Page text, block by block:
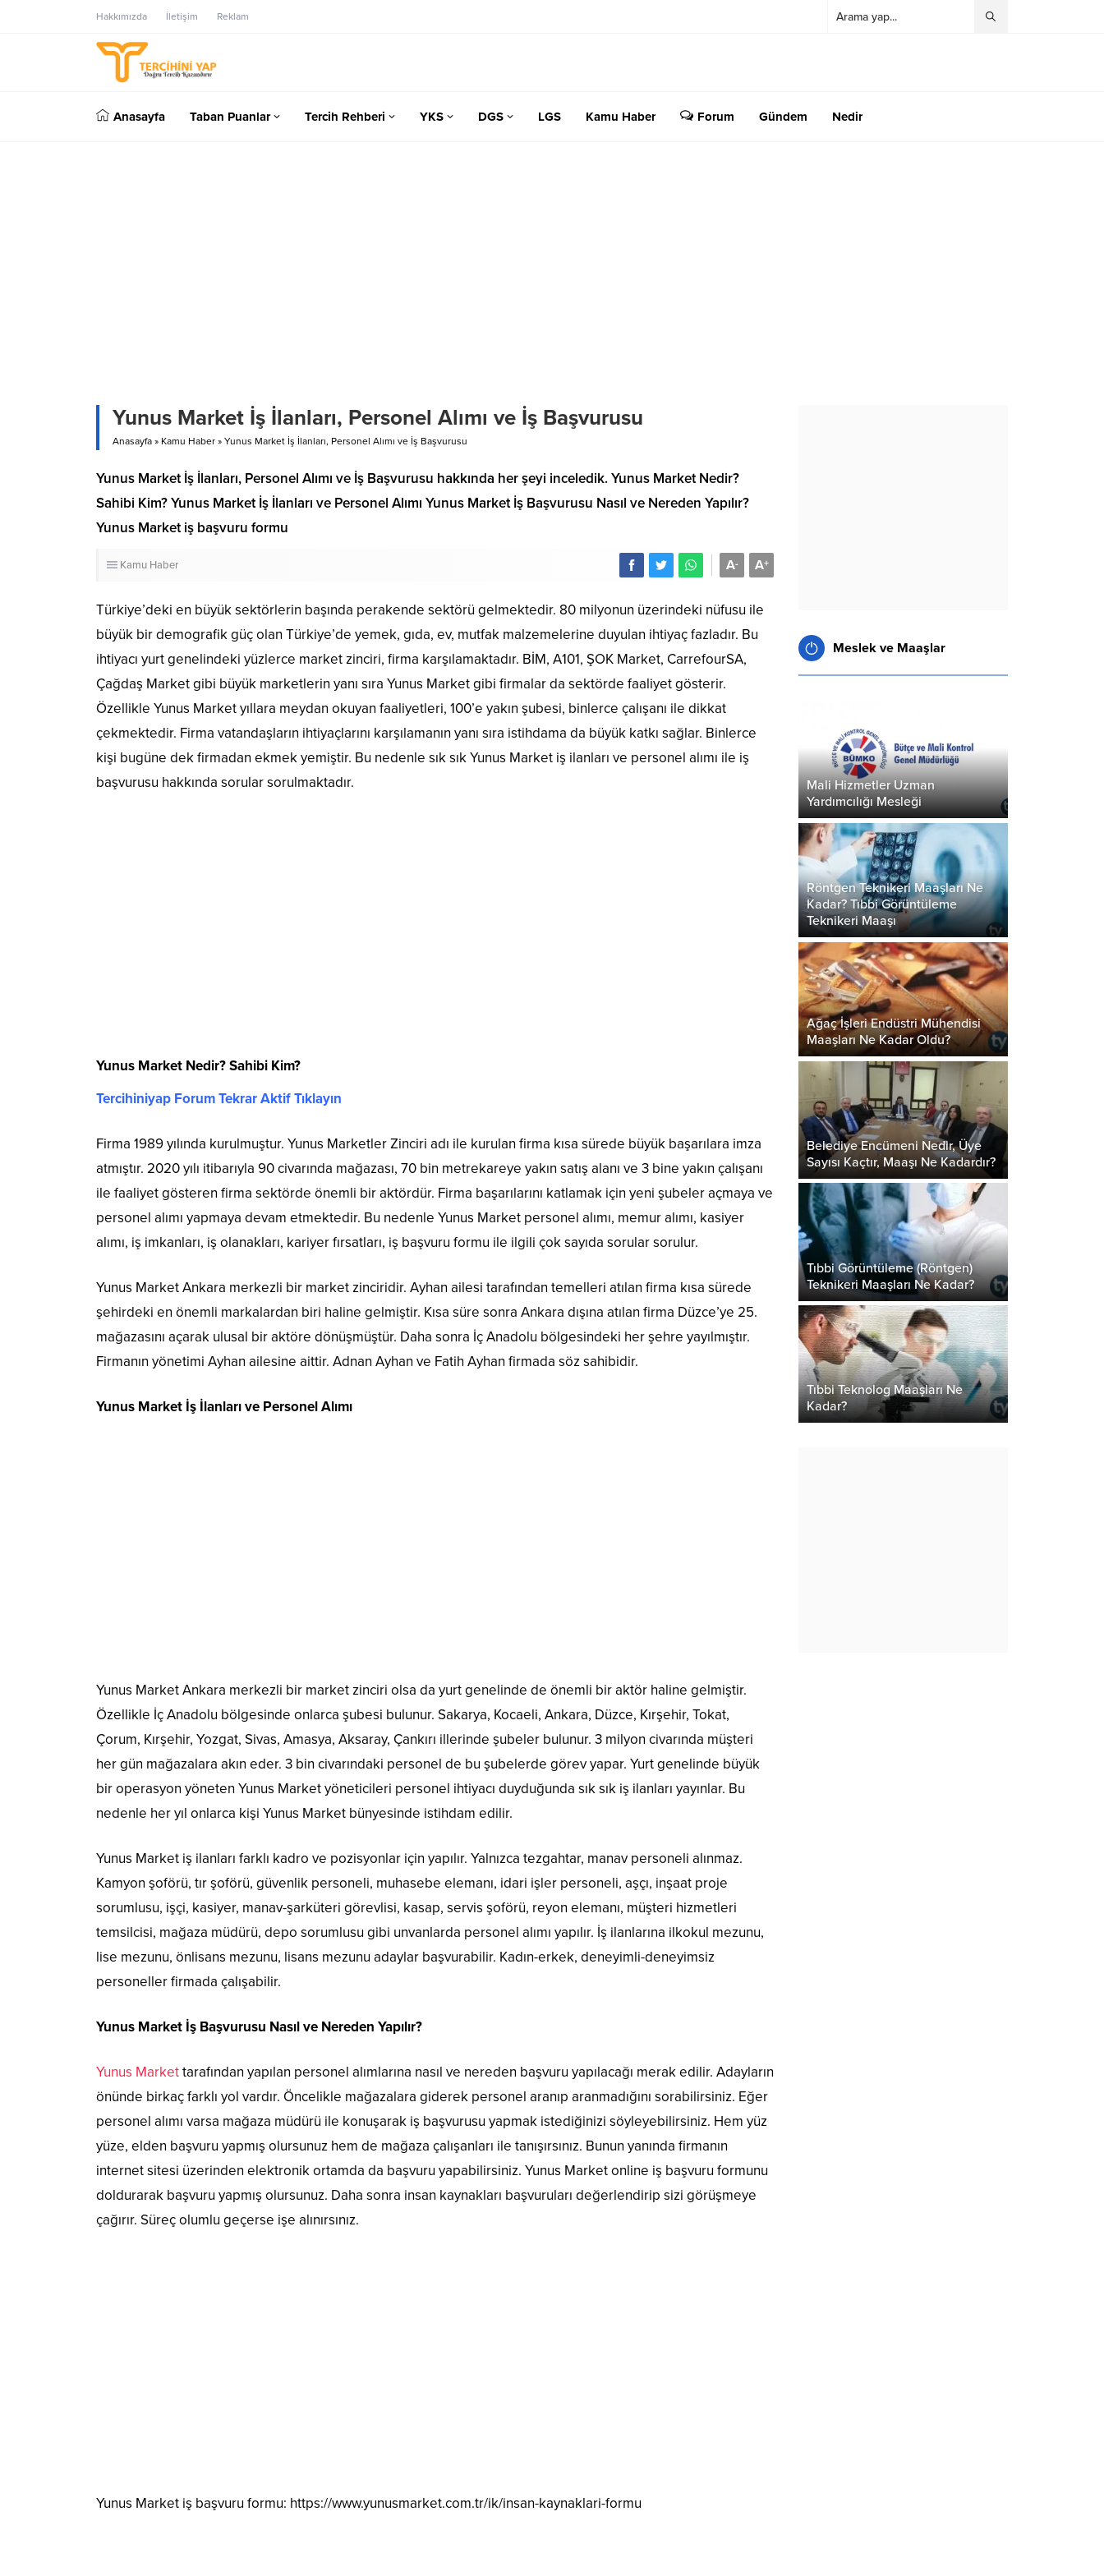
Hakkımızda İletişim Reklam
Anasayfa Taban Puanlar Tercih Rehberi YKS DGS LGS Kamu Haber Forum Gündem Nedir
Yunus Market İş İlanları, Personel Alımı ve İş Başvurusu
Anasayfa » Kamu Haber » Yunus Market İş İlanları, Personel Alımı ve İş Başvurusu
Yunus Market İş İlanları, Personel Alımı ve İş Başvurusu hakkında her şeyi inceledik. Yunus Market Nedir?
Sahibi Kim? Yunus Market İş İlanları ve Personel Alımı Yunus Market İş Başvurusu Nasıl ve Nereden Yapılır?
Yunus Market iş başvuru formu
Kamu Haber A+
A-
Türkiye’deki en büyük sektörlerin başında perakende sektörü gelmektedir. 80 milyonun üzerindeki nüfusu ile
büyük bir demografik güç olan Türkiye’de yemek, gıda, ev, mutfak malzemelerine duyulan ihtiyaç fazladır. Bu
ihtiyacı yurt genelindeki yüzlerce market zinciri, firma karşılamaktadır. BİM, A101, ŞOK Market, CarrefourSA,
Çağdaş Market gibi büyük marketlerin yanı sıra Yunus Market gibi firmalar da sektörde faaliyet gösterir.
Özellikle Yunus Market yıllara meydan okuyan faaliyetleri, 100’e yakın şubesi, binlerce çalışanı ile dikkat
çekmektedir. Firma vatandaşların ihtiyaçlarını karşılamanın yanı sıra istihdama da büyük katkı sağlar. Binlerce
kişi bugüne dek firmadan ekmek yemiştir. Bu nedenle sık sık Yunus Market iş ilanları ve personel alımı ile iş
başvurusu hakkında sorular sorulmaktadır.
Yunus Market Nedir? Sahibi Kim?
Tercihiniyap Forum Tekrar Aktif Tıklayın
Firma 1989 yılında kurulmuştur. Yunus Marketler Zinciri adı ile kurulan firma kısa sürede büyük başarılara imza
atmıştır. 2020 yılı itibarıyla 90 civarında mağazası, 70 bin metrekareye yakın satış alanı ve 3 bine yakın çalışanı
ile faaliyet gösteren firma sektörde önemli bir aktördür. Firma başarılarını katlamak için yeni şubeler açmaya ve
personel alımı yapmaya devam etmektedir. Bu nedenle Yunus Market personel alımı, memur alımı, kasiyer
alımı, iş imkanları, iş olanakları, kariyer fırsatları, iş başvuru formu ile ilgili çok sayıda sorular sorulur.
Yunus Market Ankara merkezli bir market zinciridir. Ayhan ailesi tarafından temelleri atılan firma kısa sürede
şehirdeki en önemli markalardan biri haline gelmiştir. Kısa süre sonra Ankara dışına atılan firma Düzce’ye 25.
mağazasını açarak ulusal bir aktöre dönüşmüştür. Daha sonra İç Anadolu bölgesindeki her şehre yayılmıştır.
Firmanın yönetimi Ayhan ailesine aittir. Adnan Ayhan ve Fatih Ayhan firmada söz sahibidir.
Yunus Market İş İlanları ve Personel Alımı
Yunus Market Ankara merkezli bir market zinciri olsa da yurt genelinde de önemli bir aktör haline gelmiştir.
Özellikle İç Anadolu bölgesinde onlarca şubesi bulunur. Sakarya, Kocaeli, Ankara, Düzce, Kırşehir, Tokat,
Çorum, Kırşehir, Yozgat, Sivas, Amasya, Aksaray, Çankırı illerinde şubeler bulunur. 3 milyon civarında müşteri
her gün mağazalara akın eder. 3 bin civarındaki personel de bu şubelerde görev yapar. Yurt genelinde büyük
bir operasyon yöneten Yunus Market yöneticileri personel ihtiyacı duyduğunda sık sık iş ilanları yayınlar. Bu
nedenle her yıl onlarca kişi Yunus Market bünyesinde istihdam edilir.
Yunus Market iş ilanları farklı kadro ve pozisyonlar için yapılır. Yalnızca tezgahtar, manav personeli alınmaz.
Kamyon şoförü, tır şoförü, güvenlik personeli, muhasebe elemanı, idari işler personeli, aşçı, inşaat proje
sorumlusu, işçi, kasiyer, manav-şarküteri görevlisi, kasap, servis şoförü, reyon elemanı, müşteri hizmetleri
temsilcisi, mağaza müdürü, depo sorumlusu gibi unvanlarda personel alımı yapılır. İş ilanlarına ilkokul mezunu,
lise mezunu, önlisans mezunu, lisans mezunu adaylar başvurabilir. Kadın-erkek, deneyimli-deneyimsiz
personeller firmada çalışabilir.
Yunus Market İş Başvurusu Nasıl ve Nereden Yapılır?
Yunus Markettarafından yapılan personel alımlarına nasıl ve nereden başvuru yapılacağı merak edilir. Adayların
önünde birkaç farklı yol vardır. Öncelikle mağazalara giderek personel aranıp aranmadığını sorabilirsiniz. Eğer
personel alımı varsa mağaza müdürü ile konuşarak iş başvurusu yapmak istediğinizi söyleyebilirsiniz. Hem yüz
yüze, elden başvuru yapmış olursunuz hem de mağaza çalışanları ile tanışırsınız. Bunun yanında firmanın
internet sitesi üzerinden elektronik ortamda da başvuru yapabilirsiniz. Yunus Market online iş başvuru formunu
doldurarak başvuru yapmış olursunuz. Daha sonra insan kaynakları başvuruları değerlendirip sizi görüşmeye
çağırır. Süreç olumlu geçerse işe alınırsınız.
Yunus Market iş başvuru formu: https://www.yunusmarket.com.tr/ik/insan-kaynaklari-formu
Meslek ve Maaşlar
Mali Hizmetler Uzman
Yardımcılığı Mesleği
Röntgen Teknikeri Maaşları Ne
Kadar? Tıbbi Görüntüleme
Teknikeri Maaşı
Ağaç İşleri Endüstri Mühendisi
Maaşları Ne Kadar Oldu?
Belediye Encümeni Nedir, Üye
Sayısı Kaçtır, Maaşı Ne Kadardır?
Tıbbi Görüntüleme (Röntgen)
Teknikeri Maaşları Ne Kadar?
Tıbbi Teknolog Maaşları Ne
Kadar?